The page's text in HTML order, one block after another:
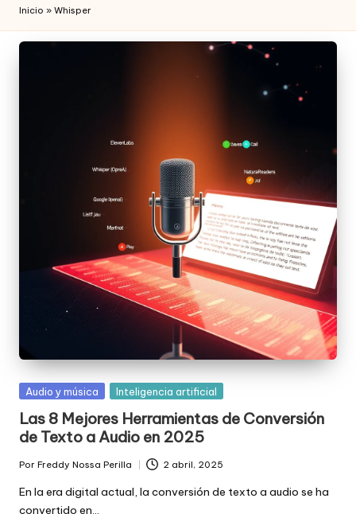
Inicio » Whisper
Posted
Audio y música Inteligencia artificial
Las 8 Mejores Herramientas de Conversión
de Texto a Audio en 2025
Publicado
por
Por Freddy Nossa Perilla 2 abril, 2025
En la era digital actual, la conversión de texto a audio se ha
convertido en…